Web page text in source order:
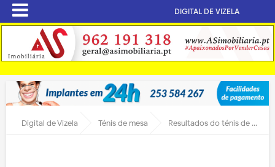
DIGITAL DE VIZELA
Digital de Vizela Ténis de mesa Resultados do ténis de mesa